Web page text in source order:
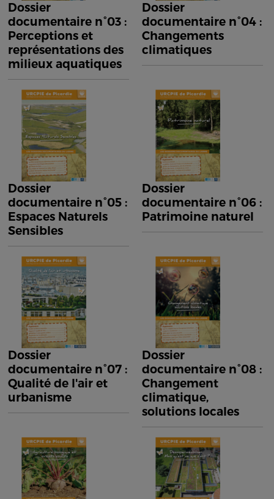
Dossier
documentaire n°03 :
Perceptions et
représentations des
milieux aquatiques
Dossier
documentaire n°04 :
Changements
climatiques
Dossier
documentaire n°05 :
Espaces Naturels
Sensibles
Dossier
documentaire n°06 :
Patrimoine naturel
Dossier
documentaire n°07 :
Qualité de l'air et
urbanisme
Dossier
documentaire n°08 :
Changement
climatique,
solutions locales